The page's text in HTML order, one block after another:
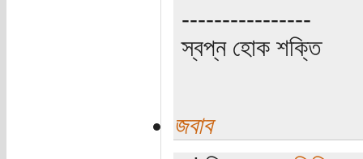
----------------
স্বপ্ন হোক শক্তি
জবাব